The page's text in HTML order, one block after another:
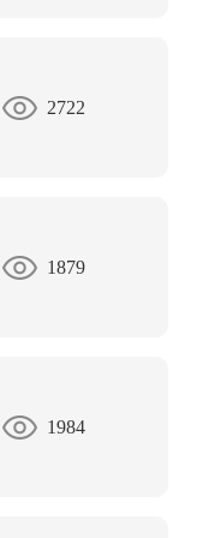
2722
1879
1984